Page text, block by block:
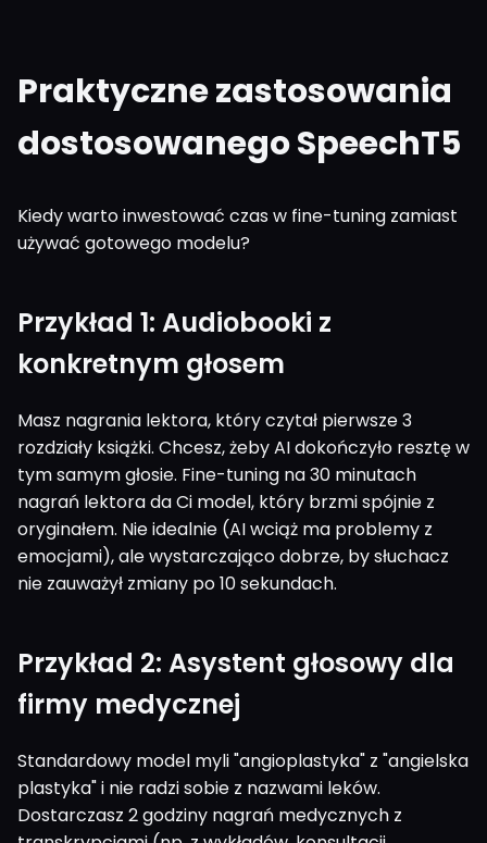
Praktyczne zastosowania
dostosowanego SpeechT5
Kiedy warto inwestować czas w fine-tuning zamiast
używać gotowego modelu?
Przykład 1: Audiobooki z
konkretnym głosem
Masz nagrania lektora, który czytał pierwsze 3
rozdziały książki. Chcesz, żeby AI dokończyło resztę w
tym samym głosie. Fine-tuning na 30 minutach
nagrań lektora da Ci model, który brzmi spójnie z
oryginałem. Nie idealnie (AI wciąż ma problemy z
emocjami), ale wystarczająco dobrze, by słuchacz
nie zauważył zmiany po 10 sekundach.
Przykład 2: Asystent głosowy dla
firmy medycznej
Standardowy model myli "angioplastyka" z "angielska
plastyka" i nie radzi sobie z nazwami leków.
Dostarczasz 2 godziny nagrań medycznych z